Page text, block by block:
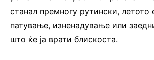
станал премногу рутински, летото
патување, изненадување или
што ќе ја врати блискоста.